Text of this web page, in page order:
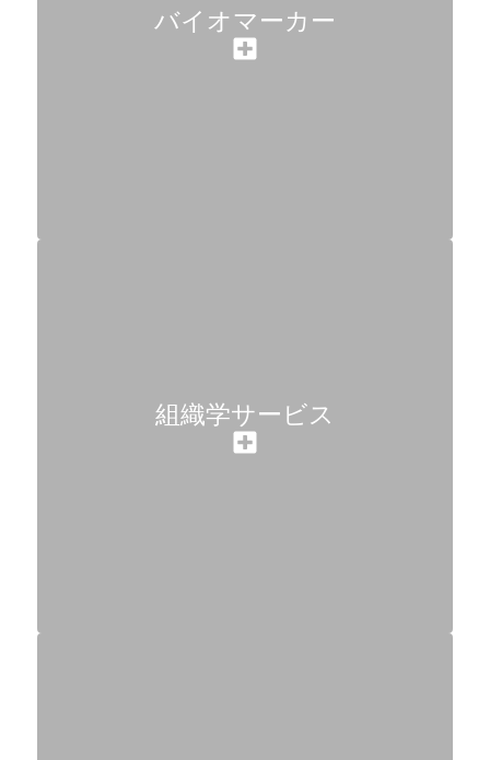
バイオマーカー
組織学サービス